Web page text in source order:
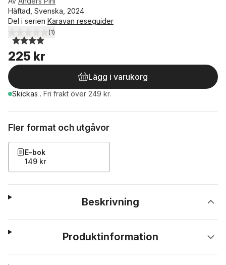
Häftad, Svenska, 2024
Del i serien Karavan reseguider
4,0utav 5 stjärnor. Totalt antal röster:
(1)
225 kr
Lägg i varukorg
Skickas . Fri frakt över 249 kr.
Fler format och utgåvor
E-bok
149 kr
Beskrivning
Produktinformation